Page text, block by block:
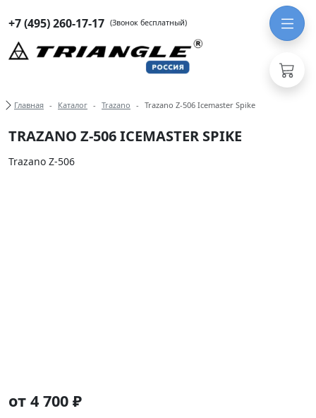
+7 (495) 260-17-17 (Звонок бесплатный)
Хлебные крошки
Главная Каталог Trazano Trazano Z-506 Icemaster Spike
TRAZANO Z-506 ICEMASTER SPIKE
Trazano Z-506
от 4 700 ₽